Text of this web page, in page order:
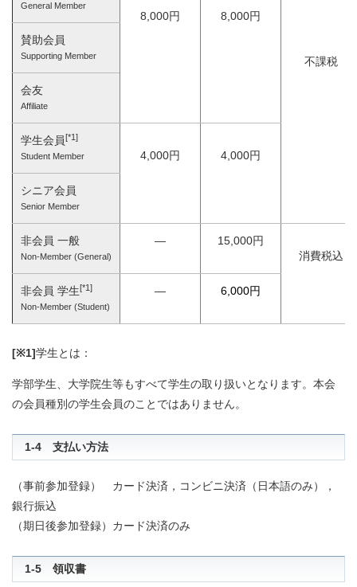
General Member
8,000円 8,000円
不課税
賛助会員
Supporting Member
会友
Affiliate
学生会員[*1]
Student Member 4,000円 4,000円
シニア会員
Senior Member
非会員 一般
Non-Member (General)
―
15,000円
消費税込
非会員 学生[*1]
Non-Member (Student)
― 6,000円
[※1]学生とは：
学部学生、大学院生等もすべて学生の取り扱いとなります。本会
の会員種別の学生会員のことではありません。
1-4 支払い方法
（事前参加登録） カード決済，コンビニ決済（日本語のみ），
銀行振込
（期日後参加登録）カード決済のみ
1-5 領収書